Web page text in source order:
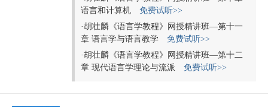
语言和计算机 免费试听>>
·胡壮麟《语言学教程》网授精讲班—第十一
章 语言学与语言教学 免费试听>>
·胡壮麟《语言学教程》网授精讲班—第十二
章 现代语言学理论与流派 免费试听>>